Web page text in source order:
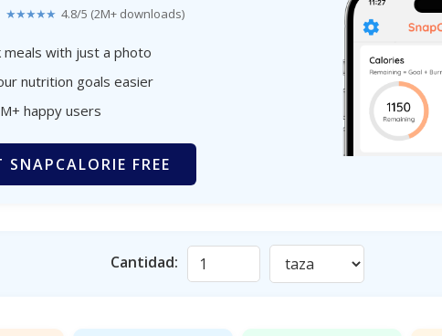
★★★★★ 4.8/5 (2M+ downloads)
meals with just a photo
nutrition goals easier
happy users
SNAPCALORIE FREE
Cantidad: